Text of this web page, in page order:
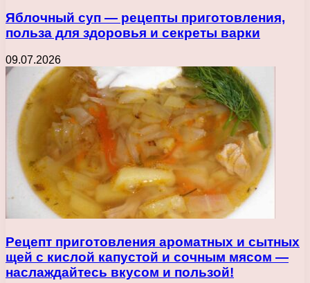
Яблочный суп — рецепты приготовления,
польза для здоровья и секреты варки
09.07.2026
Рецепт приготовления ароматных и сытных
щей с кислой капустой и сочным мясом —
наслаждайтесь вкусом и пользой!